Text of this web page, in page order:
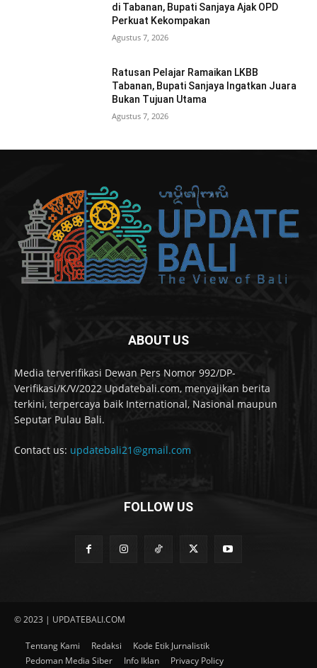
di Tabanan, Bupati Sanjaya Ajak OPD
Perkuat Kekompakan
Agustus 7, 2026
Ratusan Pelajar Ramaikan LKBB
Tabanan, Bupati Sanjaya Ingatkan Juara
Bukan Tujuan Utama
Agustus 7, 2026
ABOUT US
Media terverifikasi Dewan Pers Nomor 992/DP-
Verifikasi/K/V/2022 Updatebali.com, menyajikan berita
terkini, terpercaya baik International, Nasional maupun
Seputar Pulau Bali.
Contact us: updatebali21@gmail.com
FOLLOW US
© 2023 | UPDATEBALI.COM
Tentang Kami Redaksi
Kode Etik Jurnalistik
Pedoman Media Siber
Info Iklan Privacy Policy